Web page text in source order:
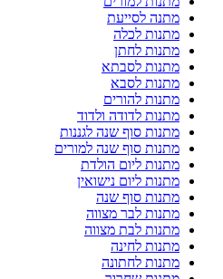
מתנה לסייעת
מתנות לכלה
מתנות לחתן
מתנות לסבתא
מתנות לסבא
מתנות להורים
מתנות לדודה ולדוד
מתנות סוף שנה לגננות
מתנות סוף שנה למורים
מתנות ליום הולדת
מתנות ליום נישואין
מתנות סוף שנה
מתנות לבר מצווה
מתנות לבת מצווה
מתנות לחינה
מתנות לחתונה